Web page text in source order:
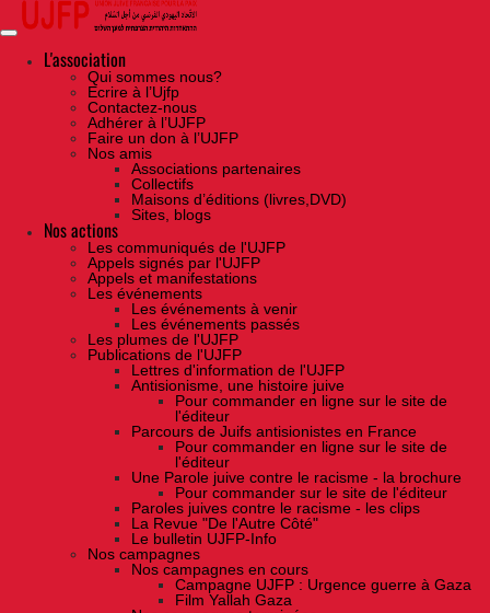
Skip
the
contentL'association
Qui sommes nous?
Ecrire à l’Ujfp
Contactez-nous
Adhérer à l’UJFP
Faire un don à l’UJFP
Nos amis
Associations partenaires
Collectifs
Maisons d’éditions (livres,DVD)
Sites, blogs
Nos actions
Les communiqués de l'UJFP
Appels signés par l'UJFP
Appels et manifestations
Les événements
Les événements à venir
Les événements passés
Les plumes de l'UJFP
Publications de l'UJFP
Lettres d'information de l'UJFP
Antisionisme, une histoire juive
Pour commander en ligne sur le site de
l'éditeur
Parcours de Juifs antisionistes en France
Pour commander en ligne sur le site de
l'éditeur
Une Parole juive contre le racisme - la brochure
Pour commander sur le site de l'éditeur
Paroles juives contre le racisme - les clips
La Revue "De l'Autre Côté"
Le bulletin UJFP-Info
Nos campagnes
Nos campagnes en cours
Campagne UJFP : Urgence guerre à Gaza
Film Yallah Gaza